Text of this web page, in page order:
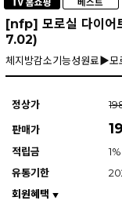
[nfp] 모로실 다이어
7.02)
체지방감소기능성원료▶모
정상가
판매가
적립금
1%
유통기한
회원혜택 ▼